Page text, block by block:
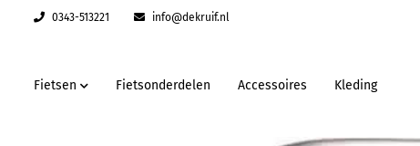
0343-513221 info@dekruif.nl
Fietsen Fietsonderdelen Accessoires Kleding